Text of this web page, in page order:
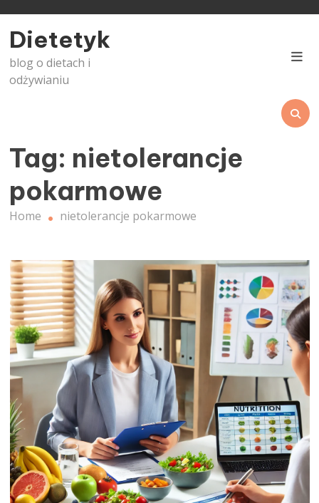
content
Dietetyk
blog o dietach i
odżywianiu
Tag: nietolerancje
pokarmowe
Home nietolerancje pokarmowe